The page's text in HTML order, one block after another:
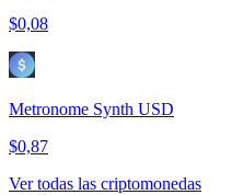
$0,08
Metronome Synth USD
$0,87
Ver todas las criptomonedas